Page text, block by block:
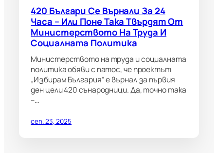
420 Българи Се Върнали За 24
Часа – Или Поне Така Твърдят От
Министерството На Труда И
Социалната Политика
Министерството на труда и социалната
политика обяви с патос, че проектът
„Избирам България“ е върнал за първия
ден цели 420 сънародници. Да, точно така
–…
сеп. 23, 2025